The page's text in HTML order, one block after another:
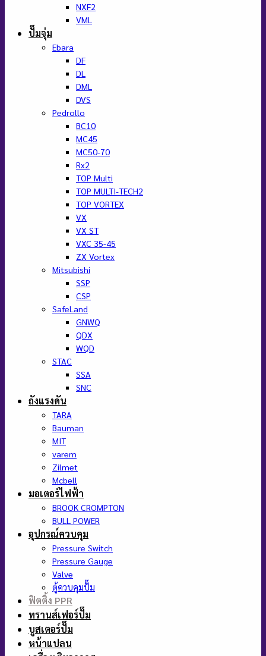
NXF2
VML
ปั๊มจุ่ม
Ebara
DF
DL
DML
DVS
Pedrollo
BC10
MC45
MC50-70
Rx2
TOP Multi
TOP MULTI-TECH2
TOP VORTEX
VX
VX ST
VXC 35-45
ZX Vortex
Mitsubishi
SSP
CSP
SafeLand
GNWQ
QDX
WQD
STAC
SSA
SNC
ถังแรงดัน
TARA
Bauman
MIT
varem
Zilmet
Mcbell
มอเตอร์ไฟฟ้า
BROOK CROMPTON
BULL POWER
อุปกรณ์ควบคุม
Pressure Switch
Pressure Gauge
Valve
ตู้ควบคุมปั๊ม
ฟิตติ้ง PPR
ทรานส์เฟอร์ปั๊ม
บูสเตอร์ปั๊ม
หน้าแปลน